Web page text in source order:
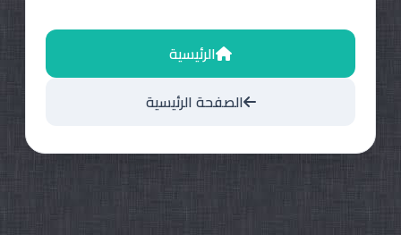
الرئيسية
الصفحة الرئيسية